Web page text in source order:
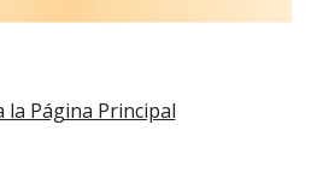
la Página Principal